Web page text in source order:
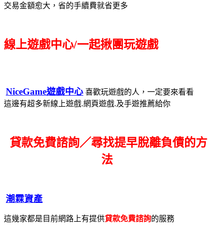
交易金額愈大，省的手續費就省更多
線上遊戲中心/一起揪團玩遊戲
NiceGame遊戲中心 喜歡玩遊戲的人，一定要來看看
這邊有超多新線上遊戲.網頁遊戲.及手遊推薦給你
貸款免費諮詢／尋找提早脫離負債的方
法
潮霖資產
這幾家都是目前網路上有提供貸款免費諮詢的服務